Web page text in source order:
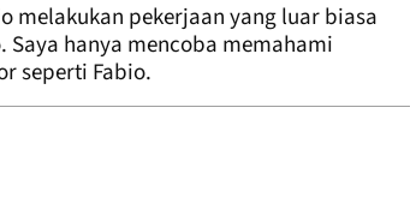
melakukan pekerjaan yang luar biasa
hanya mencoba memahami
seperti Fabio.